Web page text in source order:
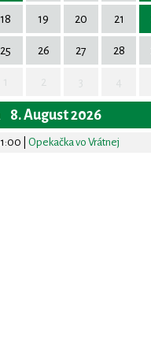
18 19 20 21
25 26 27 28
8. August 2026
Opekačka vo Vrátnej